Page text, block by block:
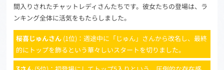
間入りされたチャットレディさんたちです。彼女たちの登場は、ラ
ンキング全体に活気をもたらしました。
桜喜じゅんさん (1位)：週途中に「じゅん」さんから改名し、最終
的にトップを飾るという華々しいスタートを切りました。